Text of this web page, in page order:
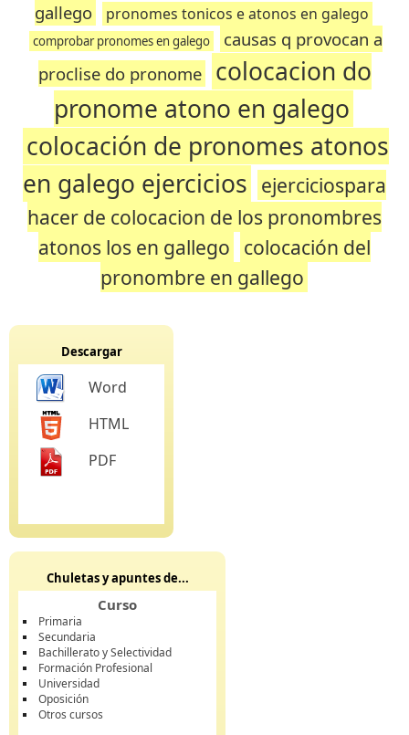
gallego
pronomes tonicos e atonos en galego
comprobar pronomes en galego
causas q provocan a
proclise do pronome
colocacion do
pronome atono en galego
colocación de pronomes atonos
en galego ejercicios ejerciciospara
hacer de colocacion de los pronombres
atonos los en gallego colocación del
pronombre en gallego
Descargar
Word
HTML
PDF
Chuletas y apuntes de...
Curso
Primaria
Secundaria
Bachillerato y Selectividad
Formación Profesional
Universidad
Oposición
Otros cursos